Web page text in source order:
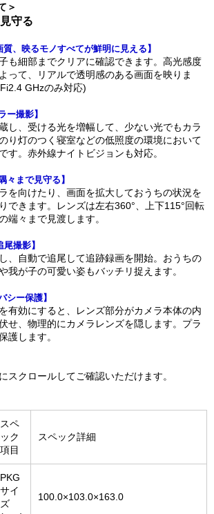
＞
守る
、映るモノすべてが鮮明に見える】
も細部までクリアに確認できます。高光感度
って、リアルで透明感のある画面を映りま
GHzのみ対応)
ー撮影】
し、受ける光を増幅して、少ない光でもカラ
り灯のつく寝室などの低照度の環境において
す。赤外線ナイトビジョンも対応。
々まで見守る】
を向けたり、画面を拡大しておうちの状況を
できます。レンズは左右360°、上下115°回転
端々まで見渡します。
撮影】
、自動で追尾して追跡録画を開始。おうちの
我が子の可愛い姿もバッチリ捉えます。
シー保護】
有効にすると、レンズ部分がカメラ本体の内
せ、物理的にカメラレンズを隠します。プラ
護します。
スクロールしてご確認いただけます。
スペ
ック
項目
スペック詳細
PKG
サイ
ズ
100.0×103.0×163.0